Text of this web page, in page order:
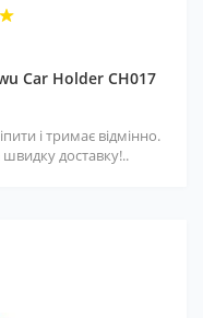
Car Holder CH017
і тримає відмінно.
доставку!..